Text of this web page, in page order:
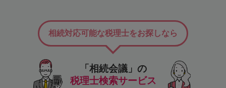
「相続会議」の
税理士検索サービス
相続対応可能な税理士をお探しなら